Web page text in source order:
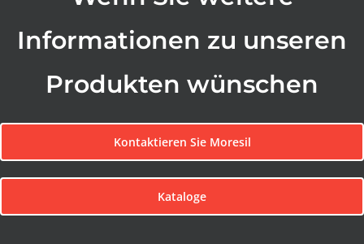
Informationen zu unseren
Produkten wünschen
Kontaktieren Sie Moresil
Kataloge